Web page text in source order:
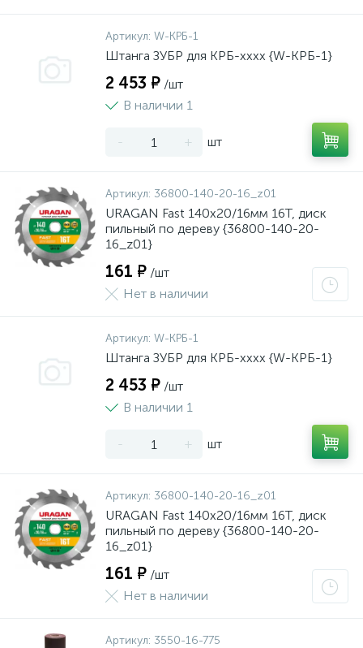
Артикул: W-КРБ-1
Штанга ЗУБР для КРБ-хххх {W-КРБ-1}
2 453 ₽ /шт
В наличии 1
- + шт
Артикул: 36800-140-20-16_z01
URAGAN Fast 140x20/16мм 16Т, диск
пильный по дереву {36800-140-20-
16_z01}
161 ₽ /шт
Нет в наличии
Артикул: W-КРБ-1
Штанга ЗУБР для КРБ-хххх {W-КРБ-1}
2 453 ₽ /шт
В наличии 1
- + шт
Артикул: 36800-140-20-16_z01
URAGAN Fast 140x20/16мм 16Т, диск
пильный по дереву {36800-140-20-
16_z01}
161 ₽ /шт
Нет в наличии
Артикул: 3550-16-775